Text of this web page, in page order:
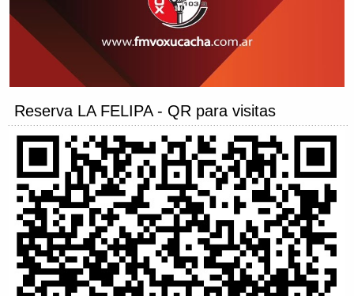
Reserva LA FELIPA - QR para visitas